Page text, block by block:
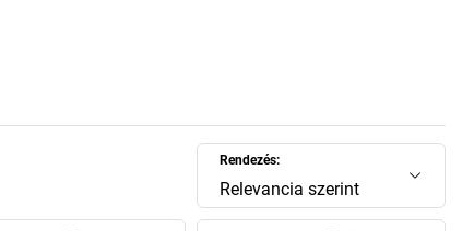
Rendezés:
Relevancia szerint